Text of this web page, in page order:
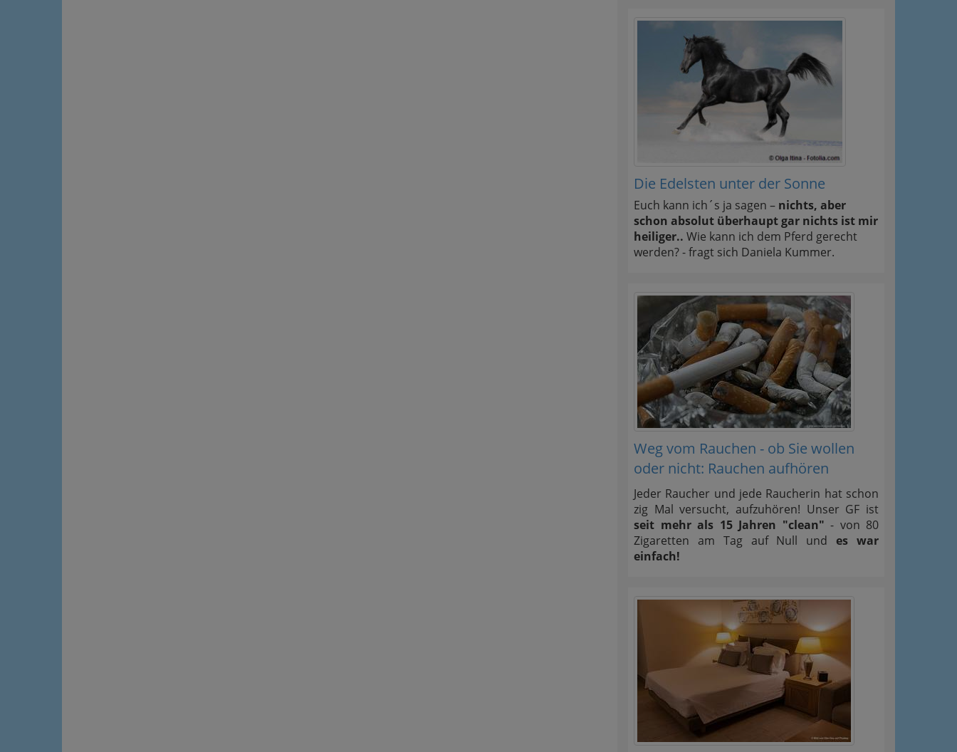
Die Edelsten unter der Sonne
Euch kann ich´s ja sagen – nichts, aber
schon absolut überhaupt gar nichts ist mir
heiliger.. Wie kann ich dem Pferd gerecht
werden? - fragt sich Daniela Kummer.
Weg vom Rauchen - ob Sie wollen
oder nicht: Rauchen aufhören
Jeder Raucher und jede Raucherin hat schon
zig Mal versucht, aufzuhören! Unser GF ist
seit mehr als 15 Jahren "clean" - von 80
Zigaretten am Tag auf Null undes war
einfach!